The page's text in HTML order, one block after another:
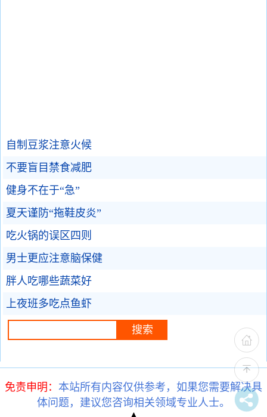
自制豆浆注意火候
不要盲目禁食减肥
健身不在于“急”
夏天谨防“拖鞋皮炎”
吃火锅的误区四则
男士更应注意脑保健
胖人吃哪些蔬菜好
上夜班多吃点鱼虾
免责申明： 本站所有内容仅供参考，如果您需要解决具
体问题，建议您咨询相关领域专业人士。
▲